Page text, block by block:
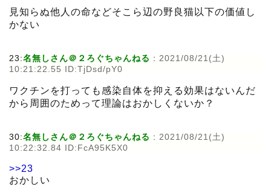
見知らぬ他人の命などそこら辺の野良猫以下の価値し
かない
23:名無しさん＠２ろぐちゃんねる : 2021/08/21(土)
10:21:22.55 ID:TjDsd/pY0
ワクチンを打っても感染自体を抑える効果はないんだ
から周囲のためって理論はおかしくないか？
30:名無しさん＠２ろぐちゃんねる : 2021/08/21(土)
10:22:32.84 ID:FcA95K5X0
>>23
おかしい